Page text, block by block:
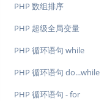
PHP 数组排序
PHP 超级全局变量
PHP 循环语句 while
PHP 循环语句 do...while
PHP 循环语句 - for